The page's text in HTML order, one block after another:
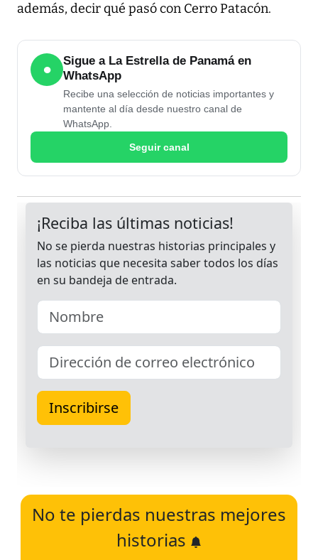
además, decir qué pasó con Cerro Patacón.
●
Sigue a La Estrella de Panamá en
WhatsApp
Recibe una selección de noticias importantes y
mantente al día desde nuestro canal de
WhatsApp.
Seguir canal
No te pierdas nuestras mejores
historias